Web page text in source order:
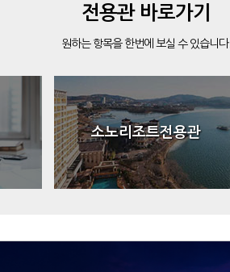
전용관 바로가기
원하는 항목을 한번에 보실 수 있습니다.
소노리조트전용관